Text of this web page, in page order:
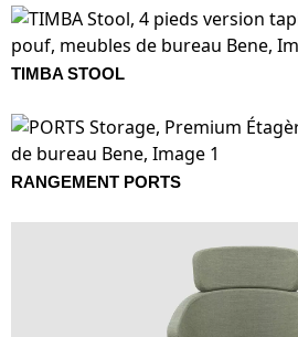
TIMBA STOOL
RANGEMENT PORTS